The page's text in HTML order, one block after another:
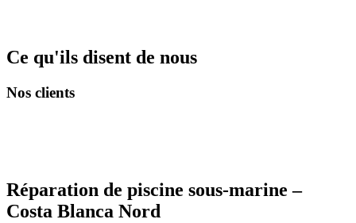
Ce qu'ils disent de nous
Nos clients
Réparation de piscine sous-marine –
Costa Blanca Nord